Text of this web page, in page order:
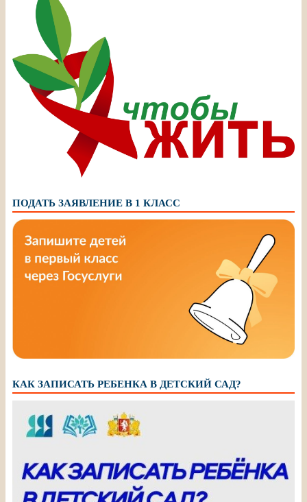
ПОДАТЬ ЗАЯВЛЕНИЕ В 1 КЛАСС
КАК ЗАПИСАТЬ РЕБЕНКА В ДЕТСКИЙ САД?